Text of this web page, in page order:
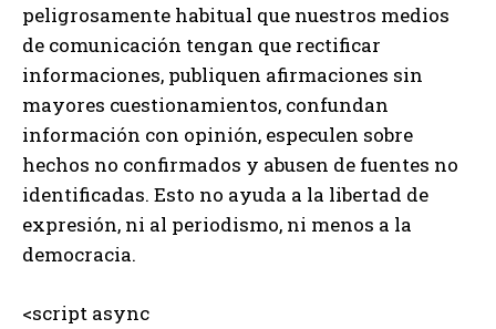
peligrosamente habitual que nuestros medios
de comunicación tengan que rectificar
informaciones, publiquen afirmaciones sin
mayores cuestionamientos, confundan
información con opinión, especulen sobre
hechos no confirmados y abusen de fuentes no
identificadas. Esto no ayuda a la libertad de
expresión, ni al periodismo, ni menos a la
democracia.
<script async